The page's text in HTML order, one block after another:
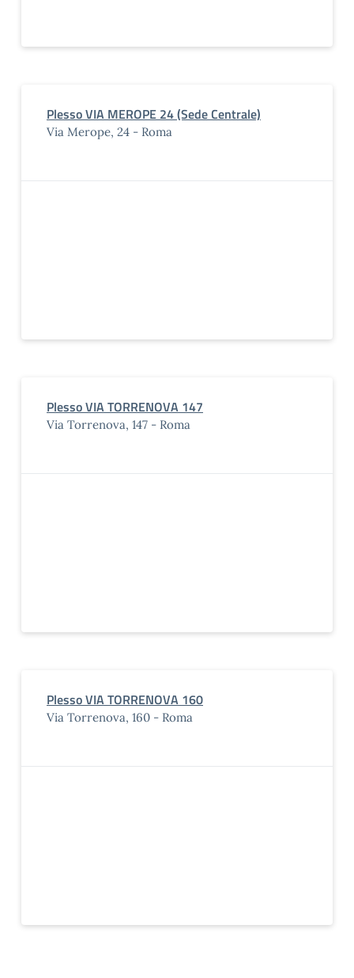
Plesso VIA MEROPE 24 (Sede Centrale)
Via Merope, 24 - Roma
Plesso VIA TORRENOVA 147
Via Torrenova, 147 - Roma
Plesso VIA TORRENOVA 160
Via Torrenova, 160 - Roma